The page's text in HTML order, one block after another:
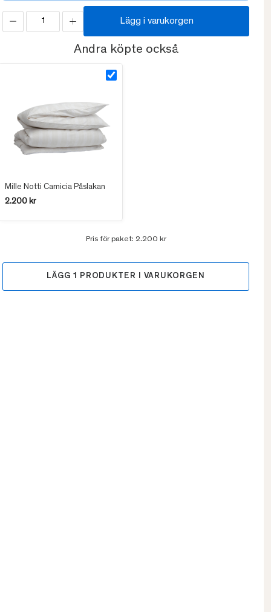
Lägg i varukorgen
Andra köpte också
Mille Notti Camicia Påslakan
2.200 kr
Pris för paket: 2.200 kr
LÄGG 1 PRODUKTER I VARUKORGEN